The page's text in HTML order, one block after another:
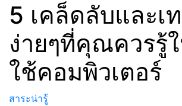
5 เคล็ดลับและเ
ง่ายๆที่คุณควรรู้
ใช้คอมพิวเตอร์
สาระน่ารู้